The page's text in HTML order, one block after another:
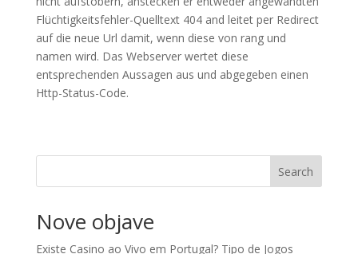
Flüchtigkeitsfehler-Quelltext 404 and leitet per Redirect
auf die neue Url damit, wenn diese von rang und
namen wird. Das Webserver wertet diese
entsprechenden Aussagen aus und abgegeben einen
Http-Status-Code.
Search
Nove objave
Existe Casino ao Vivo em Portugal? Tipo de Jogos